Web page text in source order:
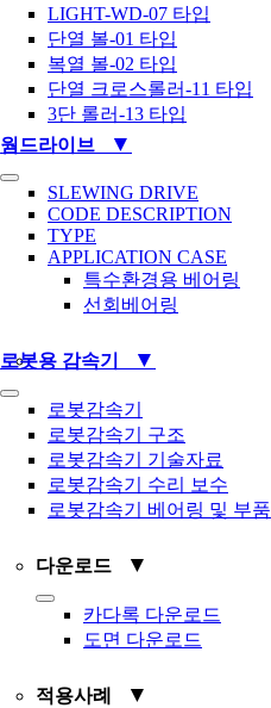
LIGHT-WD-07 타입
단열 볼-01 타입
복열 볼-02 타입
단열 크로스롤러-11 타입
3단 롤러-13 타입
웜드라이브
▼
Toggle
Navigation
SLEWING DRIVE
CODE DESCRIPTION
TYPE
APPLICATION CASE
특수환경용 베어링
선회베어링
로봇용 감속기
▼
Toggle
Navigation로봇감속기
로봇감속기 구조
로봇감속기 기술자료
로봇감속기 수리 보수
로봇감속기 베어링 및 부품
다운로드
▼
Toggle
Navigation카다록 다운로드
도면 다운로드
적용사례
▼